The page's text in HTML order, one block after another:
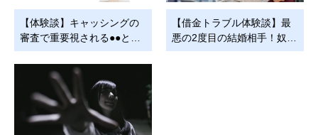
【体験談】キャッシングの
審査で重要視される●●と…
【借金トラブル体験談】最
悪の2度目の結婚相手！奴…